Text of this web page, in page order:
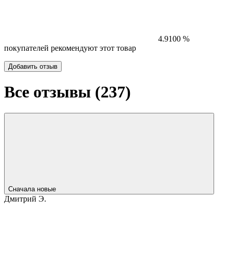
4.9100 %
покупателей рекомендуют этот товар
Добавить отзыв
Все отзывы (237)
Сначала новые
Дмитрий Э.